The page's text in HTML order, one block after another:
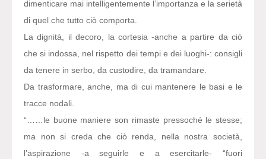
dimenticare mai intelligentemente l’importanza e la serietà
di quel che tutto ciò comporta.
La dignità, il decoro, la cortesia -anche a partire da ciò
che si indossa, nel rispetto dei tempi e dei luoghi-: consigli
da tenere in serbo, da custodire, da tramandare.
Da trasformare, anche, ma di cui mantenere le basi e le
tracce nodali.
“……le buone maniere son rimaste pressoché le stesse;
ma non si creda che ciò renda, nella nostra società,
l’aspirazione -a seguirle e a esercitarle- “fuori